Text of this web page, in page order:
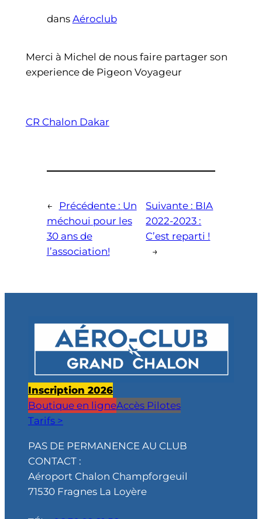
dans Aéroclub
Merci à Michel de nous faire partager son
experience de Pigeon Voyageur
CR Chalon Dakar
← Précédente : Un
méchoui pour les
30 ans de
l’association!
Suivante : BIA
2022-2023 :
C’est reparti !
→
Inscription 2026
Boutique en ligneAccès Pilotes
Tarifs >
PAS DE PERMANENCE AU CLUB
CONTACT :
Aéroport Chalon Champforgeuil
71530 Fragnes La Loyère